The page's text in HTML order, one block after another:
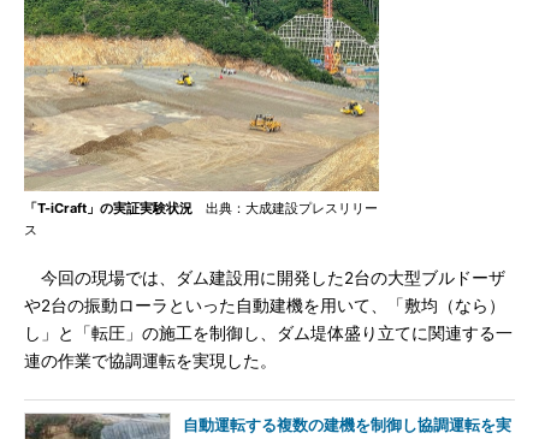
「T-iCraft」の実証実験状況 出典：大成建設プレスリリー
ス
今回の現場では、ダム建設用に開発した2台の大型ブルドーザ
や2台の振動ローラといった自動建機を用いて、「敷均（なら）
し」と「転圧」の施工を制御し、ダム堤体盛り立てに関連する一
連の作業で協調運転を実現した。
自動運転する複数の建機を制御し協調運転を実